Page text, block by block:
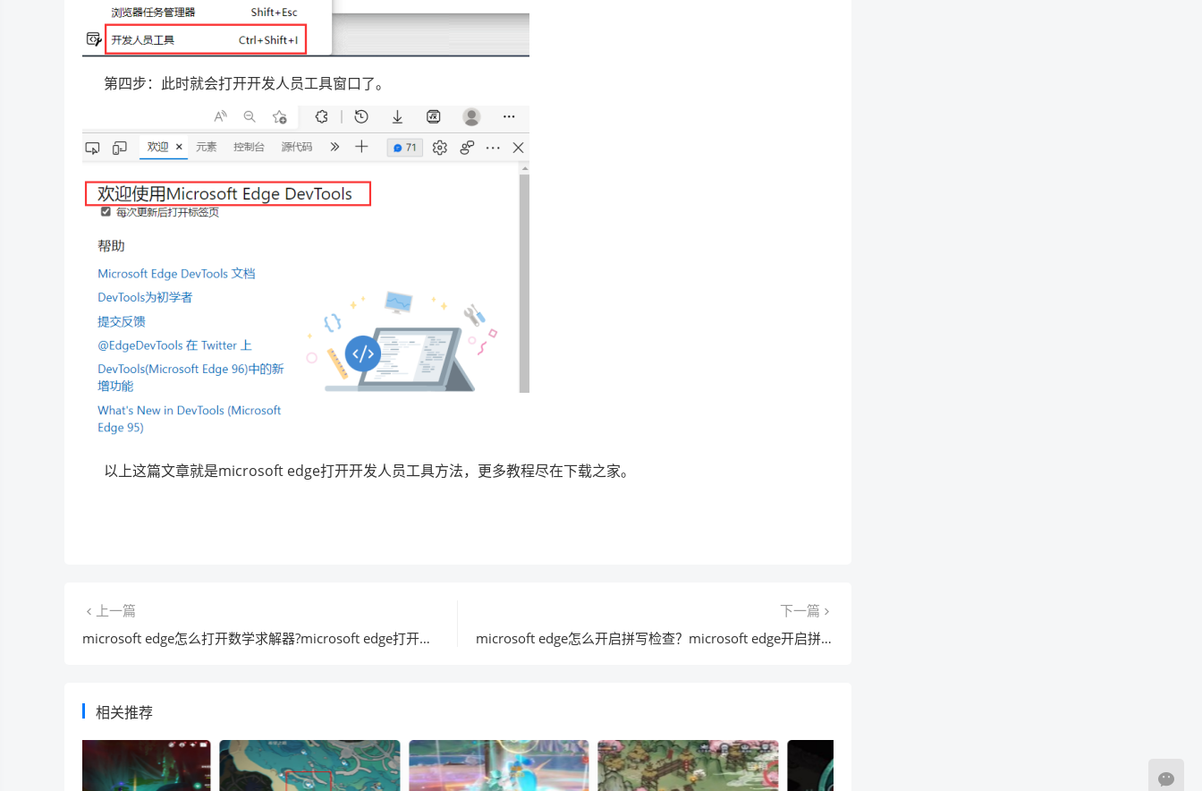
第四步：此时就会打开开发人员工具窗口了。
以上这篇文章就是microsoft edge打开开发人员工具方法，更多教程尽在下载之家。
上一篇
microsoft edge怎么打开数学求解器?microsoft edge打开数学求解器方法
下一篇
microsoft edge怎么开启拼写检查？microsoft edge开启拼写检查教程
相关推荐